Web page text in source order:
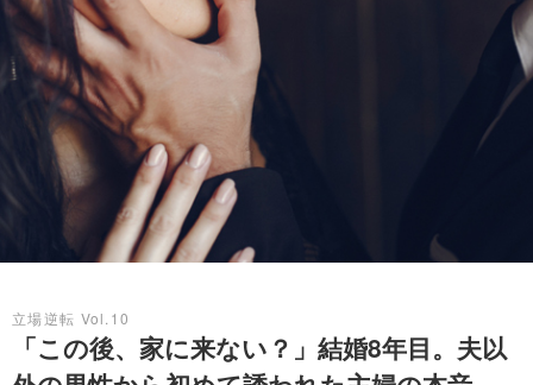
立場逆転 Vol.10
「この後、家に来ない？」結婚8年目。夫以